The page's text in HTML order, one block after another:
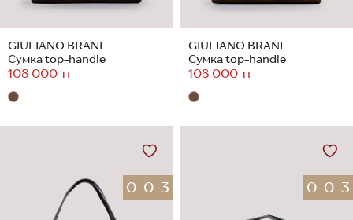
GIULIANO BRANI
Сумка top-handle
108 000 тг
GIULIANO BRANI
Сумка top-handle
108 000 тг
0-0-3 0-0-3